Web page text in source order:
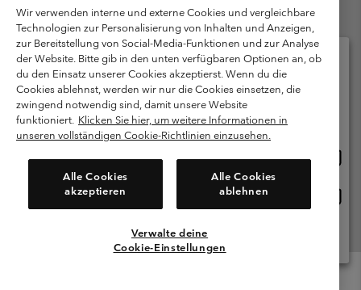
München Deutschland. Alle Rechte vorbehalten.
Nutzungsbedingungen
Allgemeine Verkaufsbedingungen
Garantie
Datenschutzerklärung
Bestimmungen und Bedingungen des Mitglieder Programms
Nutzungsbedingungen Für Nutzergenerierte Inhalte
Cookies
Public CBCR
Kundenservice: Mo- Fr. 9:00 - 13:00 & 14:00- 18:00 Uhr
(+)498912081004
Wir verwenden interne und externe Cookies und vergleichbare
Technologien zur Personalisierung von Inhalten und Anzeigen,
zur Bereitstellung von Social-Media-Funktionen und zur Analyse
der Website. Bitte gib in den unten verfügbaren Optionen an, ob
du den Einsatz unserer Cookies akzeptierst. Wenn du die
Cookies ablehnst, werden wir nur die Cookies einsetzen, die
zwingend notwendig sind, damit unsere Website
funktioniert. Klicken Sie hier, um weitere Informationen in
unseren vollständigen Cookie-Richtlinien einzusehen.
Alle Cookies
akzeptieren
Alle Cookies
ablehnen
Verwalte deine
Cookie-Einstellungen
Bitte wählen Sie Ihr Lieferland und Ihre Sprache
Online-Einkauf verfügbar
Deutschland
Alle Länder Anzeigen